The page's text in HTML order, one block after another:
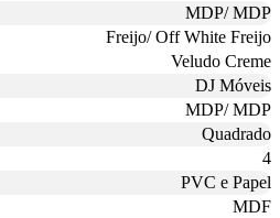
MDP/ MDP
Freijo/ Off White Freijo
Veludo Creme
DJ Móveis
MDP/ MDP
Quadrado
4
PVC e Papel
MDF